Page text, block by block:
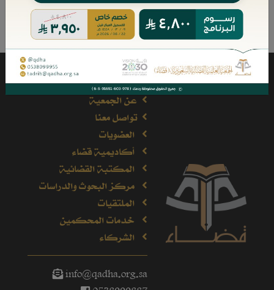
مؤلفات الكاتب
عن الجمعية
تواصل معنا
العضويات
أكاديمية قضاء
المكتبة القضائية
مركز البحوث والدراسات
الملتقيات
خدمات المحكمين
الشركاء
info@qadha.org.sa